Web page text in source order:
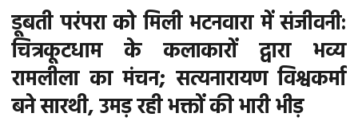
डूबती परंपरा को मिली भटनवारा में संजीवनी:
चित्रकूटधाम के कलाकारों द्वारा भव्य
रामलीला का मंचन; सत्यनारायण विश्वकर्मा
बने सारथी, उमड़ रही भक्तों की भारी भीड़